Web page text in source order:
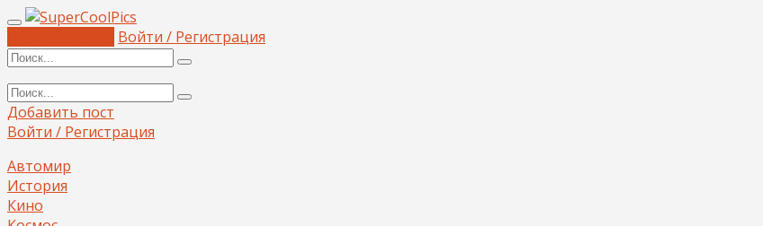
Войти / Регистрация
Добавить пост
Войти / Регистрация
Автомир
История
Кино